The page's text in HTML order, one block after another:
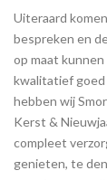
Uiteraard
bespreken en
op maat
kwalitatief goed
hebben wij
Kerst &
compleet
genieten, te